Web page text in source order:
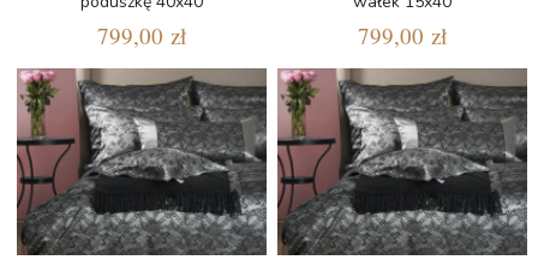
799,00 zł 799,00 zł